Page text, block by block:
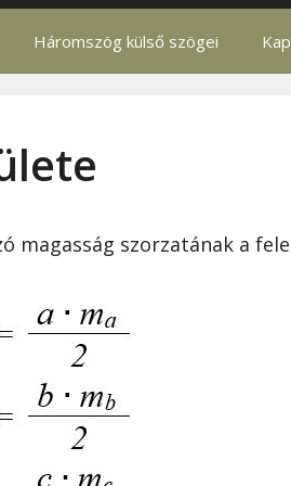
Háromszög külső szögei
magasság szorzatának a